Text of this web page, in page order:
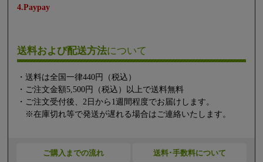
4.Paypay
送料および配送方法について
・送料は全国一律440円（税込）
・ご注文金額5,500円（税込）以上で送料無料
・ご注文受付後、2日から1週間程度でお届けします。
※在庫切れ等で発送が遅れる場合はご連絡いたします。
ご購入までの流れ 送料･手数料について